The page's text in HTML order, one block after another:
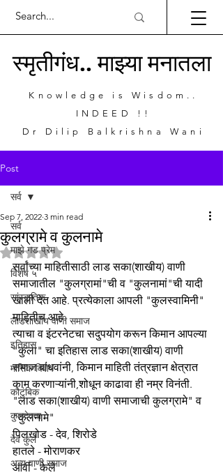
स्मृतीगंध.. माझ्या मनातला
Knowledge is Wisdom..
INDEED !!
Dr Dilip Balkrishna Wani
Post
सर्व
माझे गड प्रेम
विशेष ५
सांस्कृतिक
लाडशाखीय वाणी समाज
इतिहास
मासिक विशेष
कौटुंबिक
कुलदेवता
देव कुल
अन्य वाणी समाज
सर्व
कुलग्रामे व कुलनामे
Sep 7, 2022 3 min read
Rated NaN out of 5 stars.
सर्वांच्या माहितीसाठी लाड सका(शाखीय) वाणी
समाजातील "कुलग्रामां"ची व "कुलनामां"ची यादी
खाली देत आहे. प्रत्येकाला आपली "कुलस्वामिनी"
माहितीच आहे.
त्याचा व इंटरनेटचा सदुपयोग करून किमान आपल्या
"कुला" चा इतिहास लाड सका(शाखीय) वाणी
समाज बांधवांनी, किमान माहिती तंत्रज्ञान क्षेत्रात
काम करणाऱ्यांनी,शोधून काढावा ही नम्र विनंती.
"लाड सका(शाखीय) वाणी समाजाची कुलग्रामे" व
"कुलनामे"
पिलखोड - देव, शिरोडे
हातले - मोराणकर
आर्वी - केले